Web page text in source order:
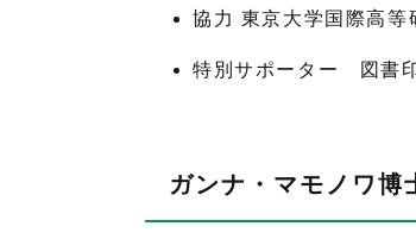
協力 東京大学国際高等
特別サポーター 図書
ガンナ・マモノワ博